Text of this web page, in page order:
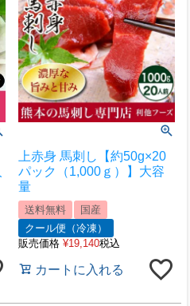
上赤身 馬刺し【約50g×20
パック（1,000ｇ）】大容
量
送料無料
国産
クール便（冷凍）
販売価格 ¥19,140税込
カートに入れる